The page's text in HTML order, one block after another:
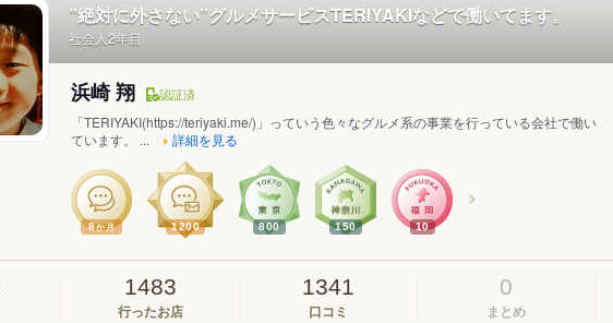
”絶対に外さない”グルメサービスTERIYAKIなどで働いてます。
社会人2年目
浜崎 翔 認証済
「TERIYAKI(https://teriyaki.me/)」っていう色々なグルメ系の事業を行っている会社で働い
ています。 ...
詳細を見る
8か月 1200 800 150 10
1483
行ったお店
1341
口コミ
0
まとめ